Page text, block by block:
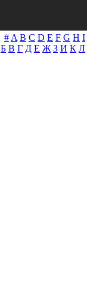
# A B C D E F G H I
Б В Г Д Е Ж З И К Л